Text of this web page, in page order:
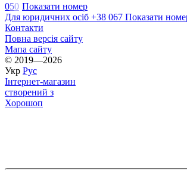
050 Показати номер
Для юридичних осіб +38 067 Показати
Контакти
Повна версія сайту
Мапа сайту
© 2019—2026
Укр Рус
Інтернет-магазин
створений з
Хорошоп